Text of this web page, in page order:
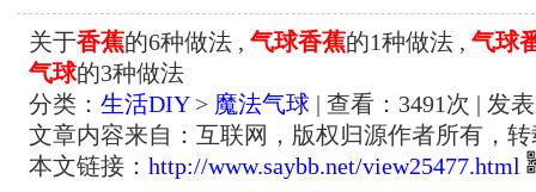
关于香蕉的6种做法 , 气球香蕉的1种做法 , 气球
气球的3种做法
分类： 生活DIY> 魔法气球 | 查看： 3491次 | 发
文章内容来自：互联网，版权归源作者所有，
本文链接： http://www.saybb.net/view25477.html